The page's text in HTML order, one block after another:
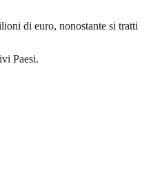
di euro, nonostante si tratti
Paesi.